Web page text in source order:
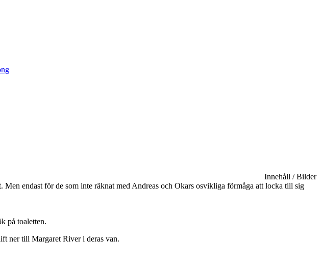
Innehåll / Bilder
endast för de som inte räknat med Andreas och Okars osvikliga förmåga att locka till sig
på toaletten.
ner till Margaret River i deras van.